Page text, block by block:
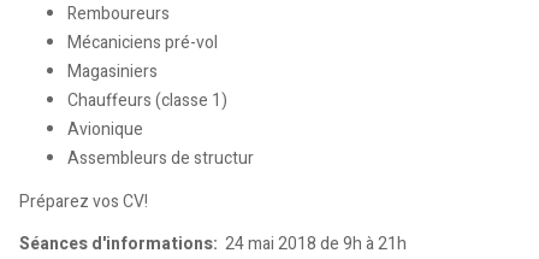
Remboureurs
Mécaniciens pré-vol
Magasiniers
Chauffeurs (classe 1)
Avionique
Assembleurs de structur
Préparez vos CV!
Séances d'informations: 24 mai 2018 de 9h à 21h